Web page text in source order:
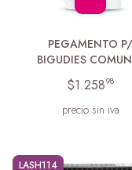
PEGAMENTO P/
BIGUDIES
$1.25898
precio sin iva
LASH114